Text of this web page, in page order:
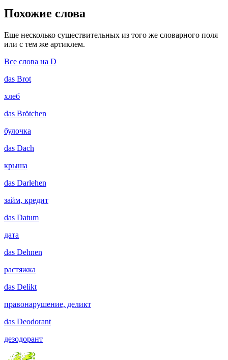
Похожие слова
Еще несколько существительных из того же словарного поля
или с тем же артиклем.
Все слова на D
das Brot
хлеб
das Brötchen
булочка
das Dach
крыша
das Darlehen
займ, кредит
das Datum
дата
das Dehnen
растяжка
das Delikt
правонарушение, деликт
das Deodorant
дезодорант